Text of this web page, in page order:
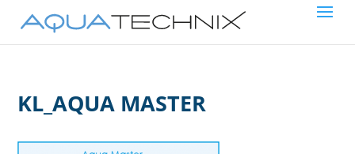
KL_AQUA MASTER